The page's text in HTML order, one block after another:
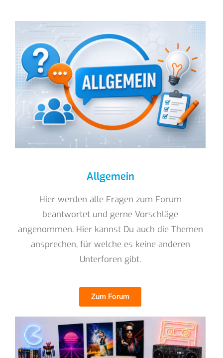
Allgemein
Hier werden alle Fragen zum Forum
beantwortet und gerne Vorschläge
angenommen. Hier kannst Du auch die Themen
ansprechen, für welche es keine anderen
Unterforen gibt.
Zum Forum